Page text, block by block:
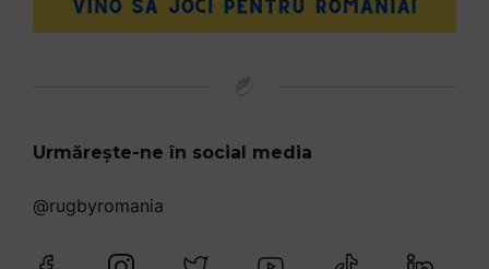
Urmărește-ne în social media
@rugbyromania